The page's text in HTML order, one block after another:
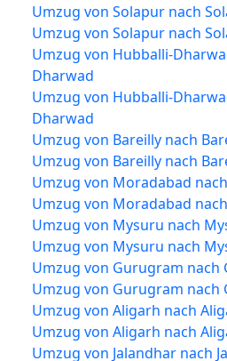
Umzug von Solapur nach
Umzug von Solapur nach
Umzug von Hubballi-
Dharwad
Umzug von Hubballi-
Dharwad
Umzug von Bareilly nach
Umzug von Bareilly nach
Umzug von Moradabad
Umzug von Moradabad
Umzug von Mysuru nach
Umzug von Mysuru nach
Umzug von Gurugram nach
Umzug von Gurugram nach
Umzug von Aligarh nach
Umzug von Aligarh nach
Umzug von Jalandhar nach